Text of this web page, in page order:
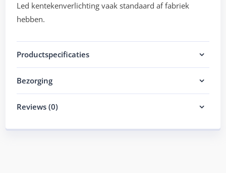
Led kentekenverlichting vaak standaard af fabriek
hebben.
Productspecificaties
Bezorging
Reviews (0)